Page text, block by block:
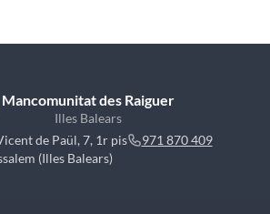
Mancomunitat des Raiguer
Illes Balears
de Paül, 7, 1r pis
(Illes Balears)
971 870 409